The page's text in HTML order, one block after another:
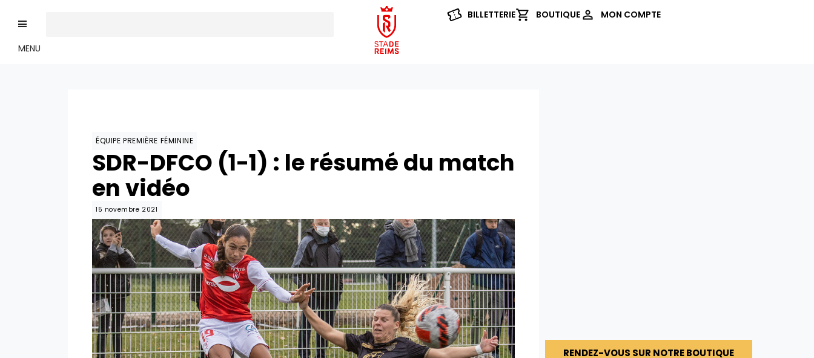
MENU
BILLETTERIE BOUTIQUE MON COMPTE
ÉQUIPE PREMIÈRE FÉMININE
SDR-DFCO (1-1) : le résumé du match
en vidéo
15 novembre 2021
RENDEZ-VOUS SUR NOTRE BOUTIQUE